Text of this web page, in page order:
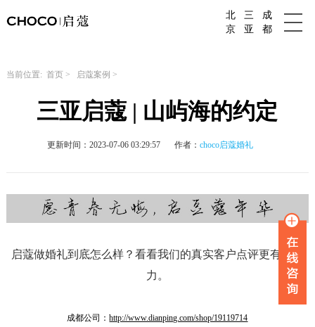
北
京
三
亚
成
都
当前位置: 首页> 启蔻案例 >
三亚启蔻 | 山屿海的约定
更新时间：2023-07-06 03:29:57 作者：choco启蔻婚礼
启蔻做婚礼到底怎么样？看看我们的真实客户点评更有说服
力。
成都公司：http://www.dianping.com/shop/19119714